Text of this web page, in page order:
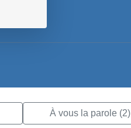
À vous la parole (2)